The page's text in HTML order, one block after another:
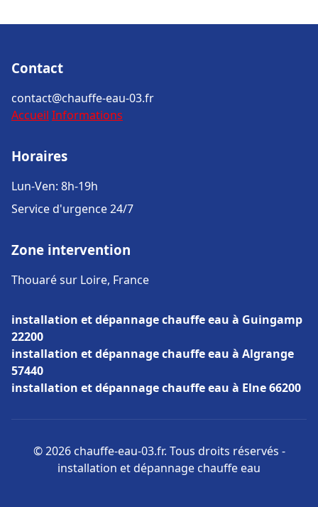
Contact
contact@chauffe-eau-03.fr
Accueil Informations
Horaires
Lun-Ven: 8h-19h
Service d'urgence 24/7
Zone intervention
Thouaré sur Loire, France
installation et dépannage chauffe eau à Guingamp
22200
installation et dépannage chauffe eau à Algrange
57440
installation et dépannage chauffe eau à Elne 66200
© 2026 chauffe-eau-03.fr. Tous droits réservés -
installation et dépannage chauffe eau